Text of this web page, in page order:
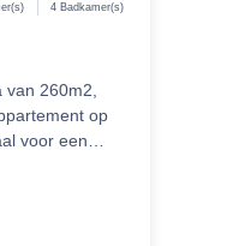
4 Badkamer(s)
van 260m2,
op
voor een
meerdere
een ruim